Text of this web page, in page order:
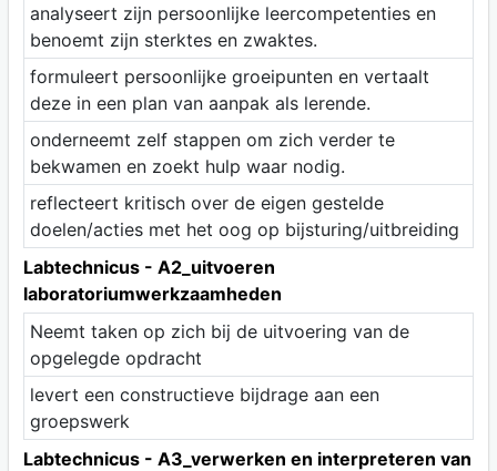
analyseert zijn persoonlijke leercompetenties en
benoemt zijn sterktes en zwaktes.
formuleert persoonlijke groeipunten en vertaalt
deze in een plan van aanpak als lerende.
onderneemt zelf stappen om zich verder te
bekwamen en zoekt hulp waar nodig.
reflecteert kritisch over de eigen gestelde
doelen/acties met het oog op bijsturing/uitbreiding
Labtechnicus - A2_uitvoeren
laboratoriumwerkzaamheden
Neemt taken op zich bij de uitvoering van de
opgelegde opdracht
levert een constructieve bijdrage aan een
groepswerk
Labtechnicus - A3_verwerken en interpreteren van